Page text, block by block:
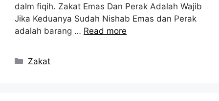
dalm fiqih. Zakat Emas Dan Perak Adalah Wajib
Jika Keduanya Sudah Nishab Emas dan Perak
adalah barang … Read more
Kategori
Zakat